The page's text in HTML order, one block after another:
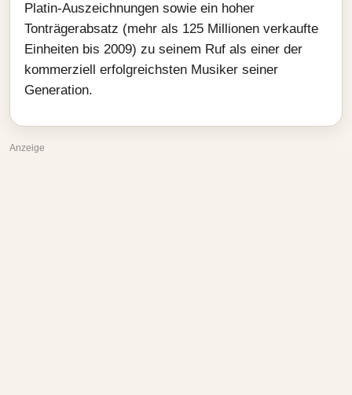
Platin‑Auszeichnungen sowie ein hoher
Tonträgerabsatz (mehr als 125 Millionen verkaufte
Einheiten bis 2009) zu seinem Ruf als einer der
kommerziell erfolgreichsten Musiker seiner
Generation.
Anzeige